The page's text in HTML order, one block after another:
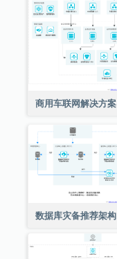
商用车联网解决方案
数据库灾备推荐架构